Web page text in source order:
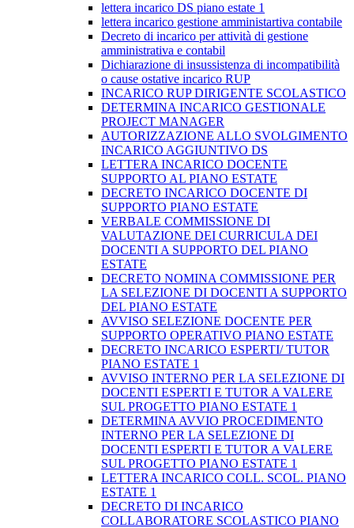
lettera incarico DS piano estate 1
lettera incarico gestione amministartiva contabile
Decreto di incarico per attività di gestione
amministrativa e contabil
Dichiarazione di insussistenza di incompatibilità
o cause ostative incarico RUP
INCARICO RUP DIRIGENTE SCOLASTICO
DETERMINA INCARICO GESTIONALE
PROJECT MANAGER
AUTORIZZAZIONE ALLO SVOLGIMENTO
INCARICO AGGIUNTIVO DS
LETTERA INCARICO DOCENTE
SUPPORTO AL PIANO ESTATE
DECRETO INCARICO DOCENTE DI
SUPPORTO PIANO ESTATE
VERBALE COMMISSIONE DI
VALUTAZIONE DEI CURRICULA DEI
DOCENTI A SUPPORTO DEL PIANO
ESTATE
DECRETO NOMINA COMMISSIONE PER
LA SELEZIONE DI DOCENTI A SUPPORTO
DEL PIANO ESTATE
AVVISO SELEZIONE DOCENTE PER
SUPPORTO OPERATIVO PIANO ESTATE
DECRETO INCARICO ESPERTI/ TUTOR
PIANO ESTATE 1
AVVISO INTERNO PER LA SELEZIONE DI
DOCENTI ESPERTI E TUTOR A VALERE
SUL PROGETTO PIANO ESTATE 1
DETERMINA AVVIO PROCEDIMENTO
INTERNO PER LA SELEZIONE DI
DOCENTI ESPERTI E TUTOR A VALERE
SUL PROGETTO PIANO ESTATE 1
LETTERA INCARICO COLL. SCOL. PIANO
ESTATE 1
DECRETO DI INCARICO
COLLABORATORE SCOLASTICO PIANO